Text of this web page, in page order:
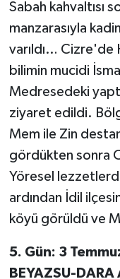
Sabah kahvaltısı
manzarasıyla
varıldı…
bilimin mucidi
Medresedeki
ziyaret edildi.
Mem ile Zin
gördükten sonra
Yöresel
ardından İdil
köyü görüldü ve
5. Gün: 3
BEYAZSU-DARA